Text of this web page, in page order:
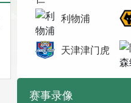
利物浦
天津津门虎
赛事录像